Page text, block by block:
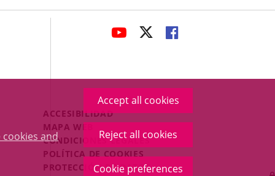
cookies and
Accept all cookies
Reject all cookies
Cookie preferences
LINK
APPLICATION.
LINK
APPLICATION.
LINK
APPLICATION.
Menú
Legal
Footer
ACCESIBILIDAD
MAPA WEB
CONDICIONES LEGALES
POLÍTICA DE COOKIES
PROTECCIÓN DE DATOS